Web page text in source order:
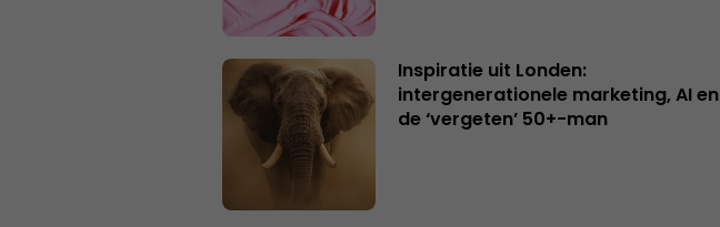
Inspiratie uit Londen:
intergenerationele marketing, AI en
de ‘vergeten’ 50+-man